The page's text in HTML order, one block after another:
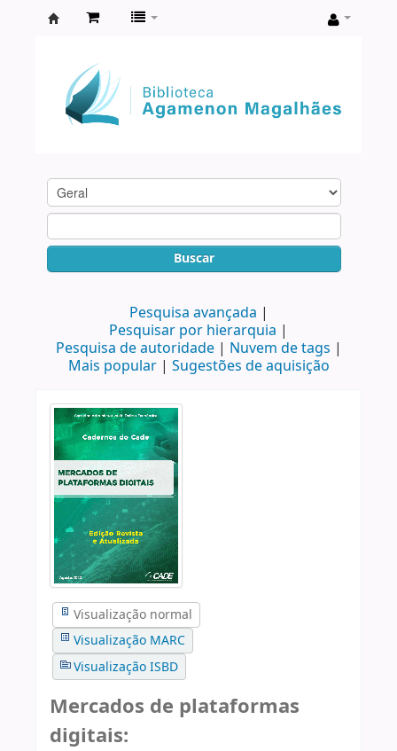
Agamenon
Magalhães
Buscar
Pesquisa avançada
Pesquisar por hierarquia
Pesquisa de autoridade
Nuvem de tags
Mais popular
Sugestões de aquisição
Visualização normal
Visualização MARC
Visualização ISBD
Mercados de plataformas
digitais: